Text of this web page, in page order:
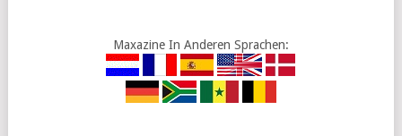
Maxazine In Anderen Sprachen: